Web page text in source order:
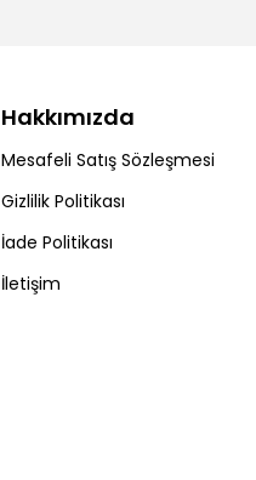
Hakkımızda
Mesafeli Satış Sözleşmesi
Gizlilik Politikası
İade Politikası
İletişim